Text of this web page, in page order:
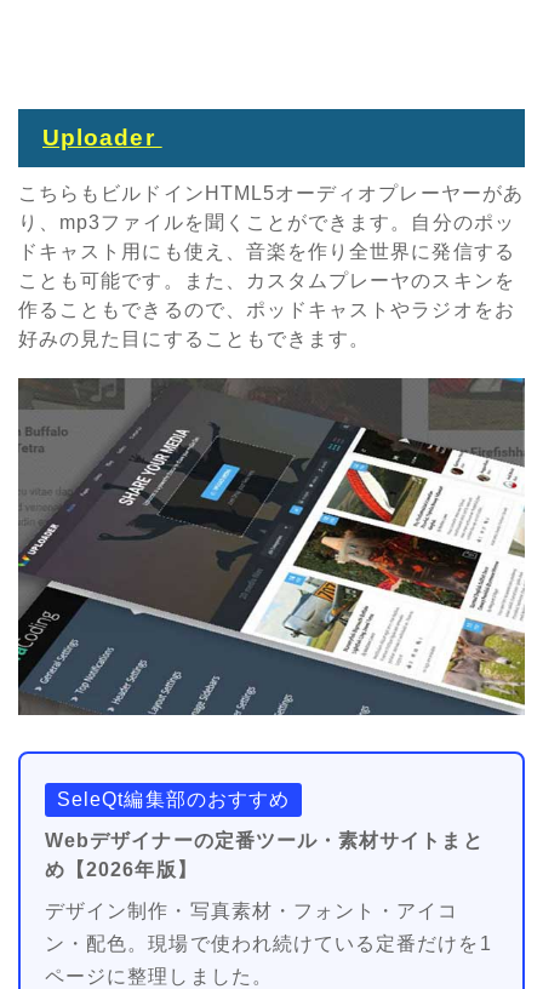
Uploader
こちらもビルドインHTML5オーディオプレーヤーがあ
り、mp3ファイルを聞くことができます。自分のポッ
ドキャスト用にも使え、音楽を作り全世界に発信する
ことも可能です。また、カスタムプレーヤのスキンを
作ることもできるので、ポッドキャストやラジオをお
好みの見た目にすることもできます。
SeleQt編集部のおすすめ
Webデザイナーの定番ツール・素材サイトまと
め【2026年版】
デザイン制作・写真素材・フォント・アイコ
ン・配色。現場で使われ続けている定番だけを1
ページに整理しました。